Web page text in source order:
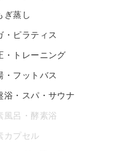
ぎ蒸し
・ピラティス
・トレーニング
・フットバス
浴・スパ・サウナ
風呂・酵素浴
カプセル